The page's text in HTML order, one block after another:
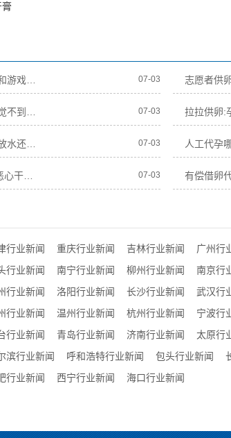
膏
07-03
07-03
07-03
07-03
行业新闻 重庆行业新闻 吉林行业新闻 广州行
行业新闻 南宁行业新闻 柳州行业新闻 南京行
行业新闻 洛阳行业新闻 长沙行业新闻 武汉行
行业新闻 温州行业新闻 杭州行业新闻 宁波行
行业新闻 青岛行业新闻 济南行业新闻 太原行
滨行业新闻 呼和浩特行业新闻 包头行业新闻
行业新闻 西宁行业新闻 海口行业新闻